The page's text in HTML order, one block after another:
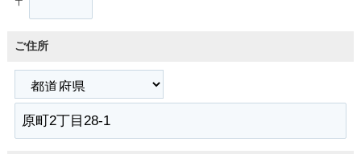
ご住所